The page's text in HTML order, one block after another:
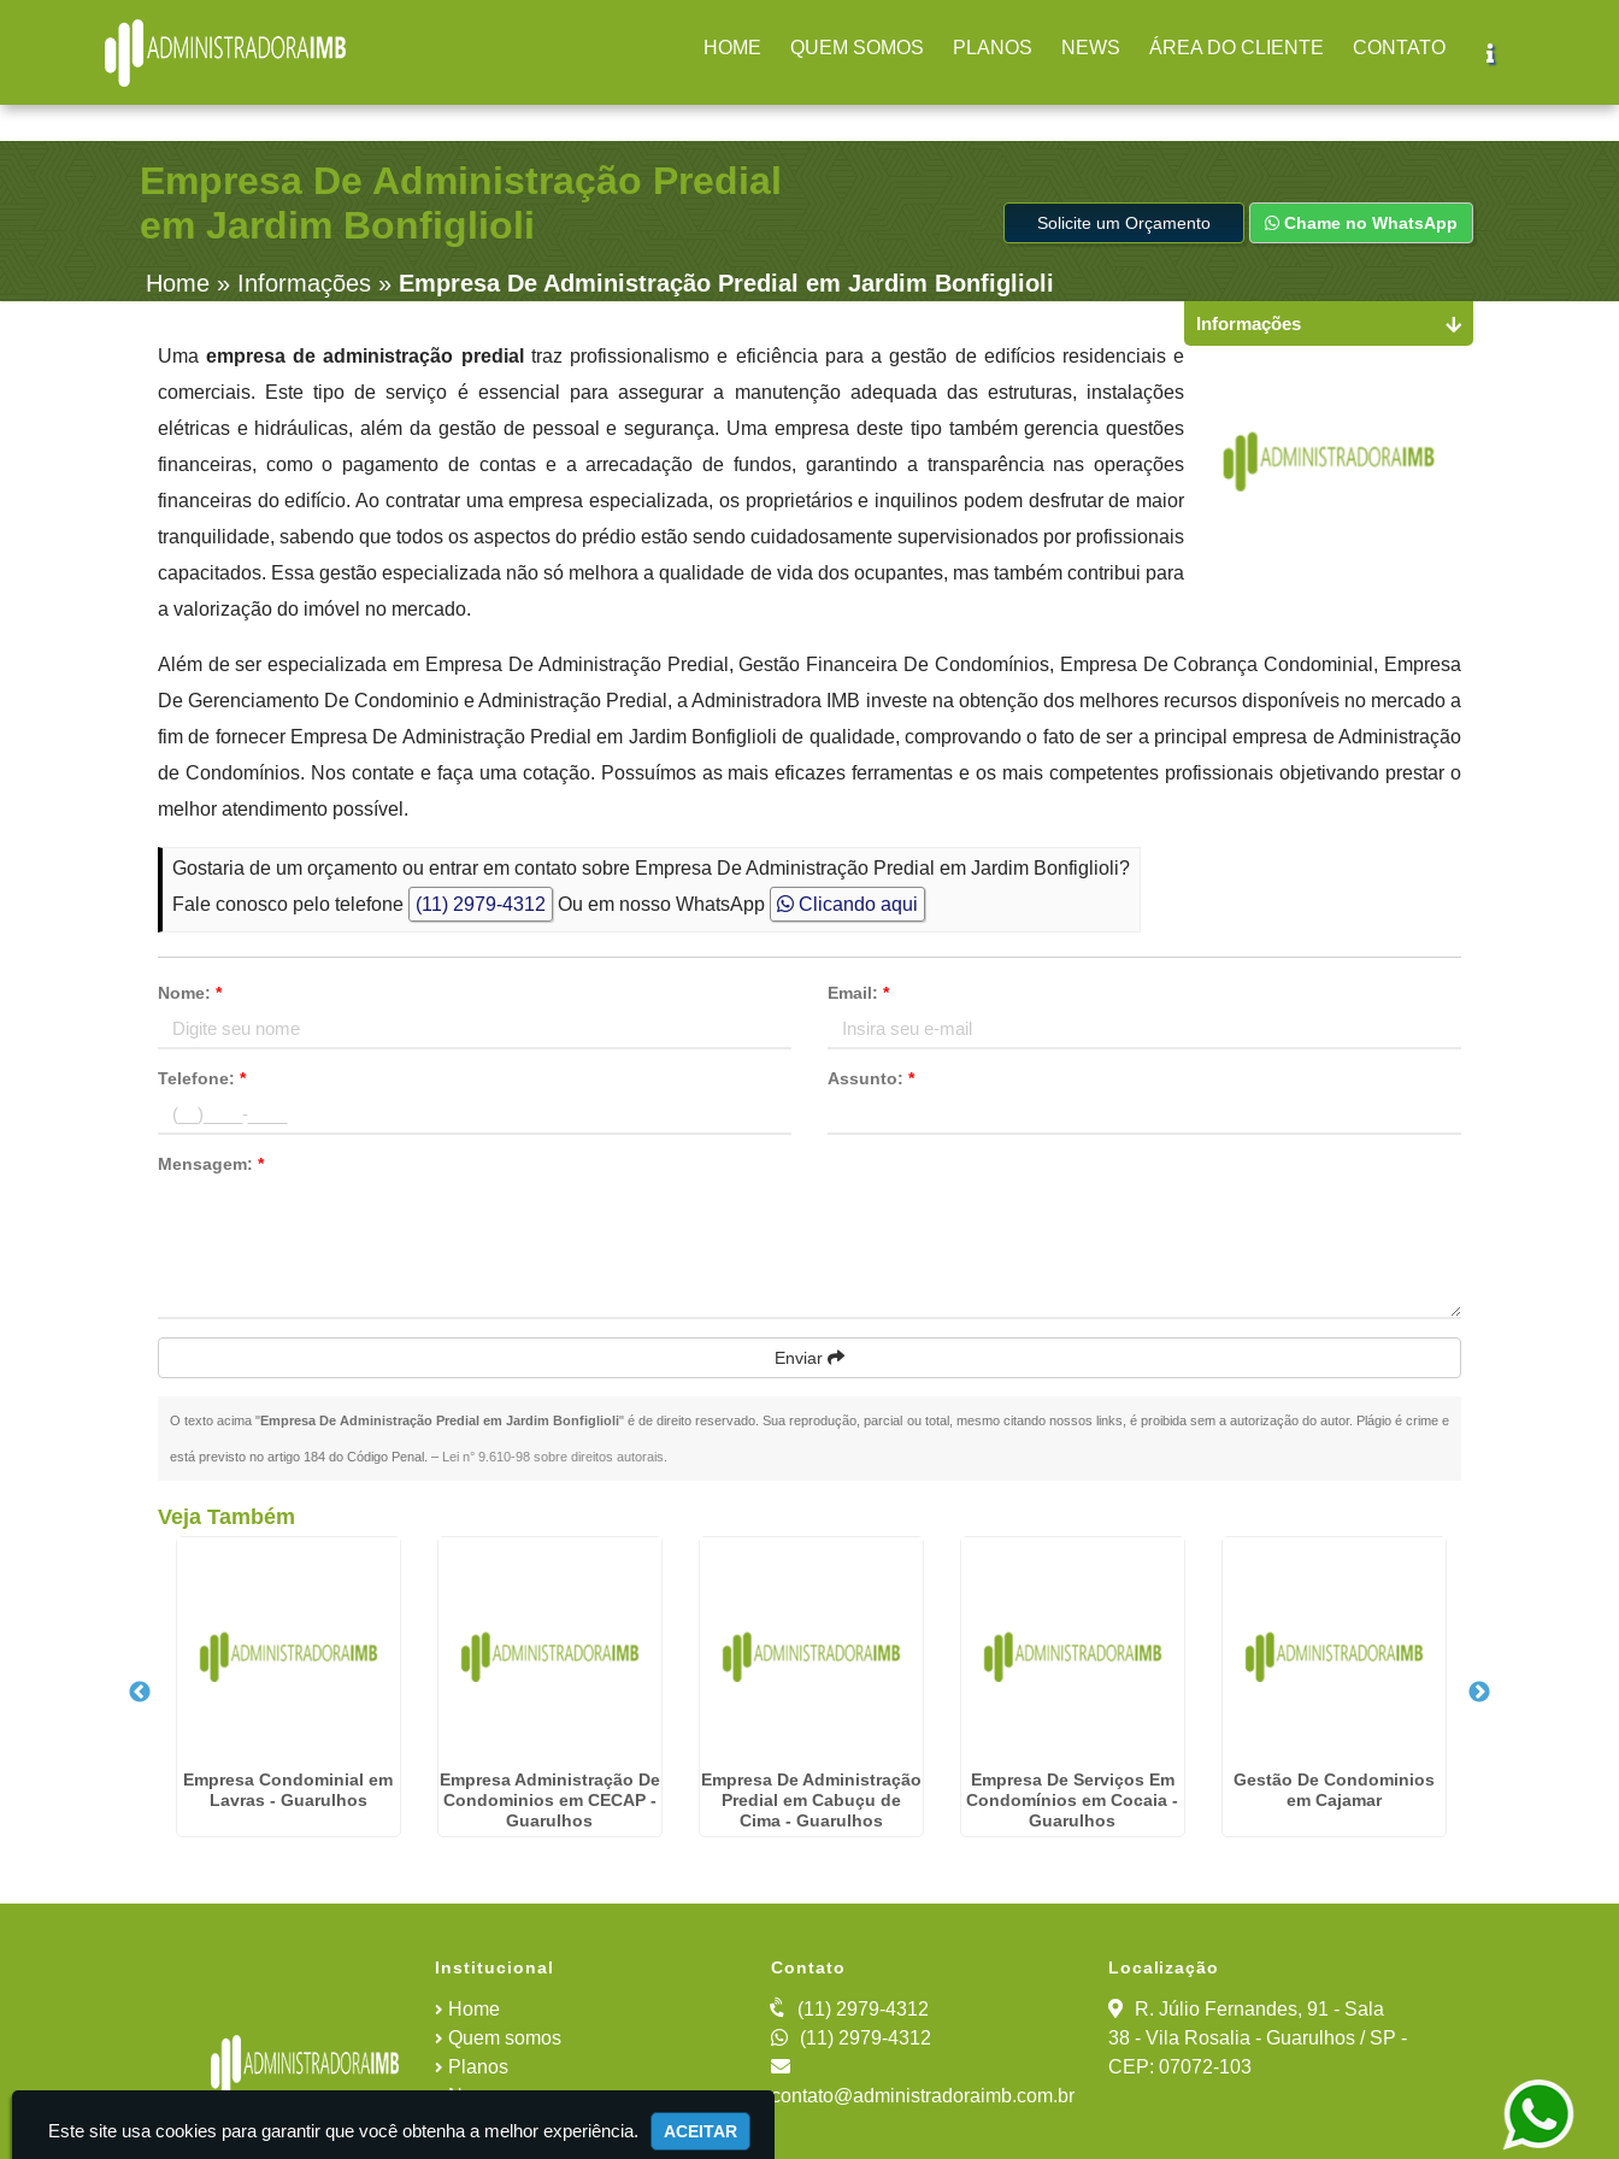
R. Júlio Fernandes, 91 - Sala 38 - Vila Rosalia - Guarulhos / SP
Empresa De Administração Predial
em Jardim Bonfiglioli
Home» Informações » Empresa De Administração Predial em Jardim Bonfiglioli
Solicite um Orçamento Chame no WhatsApp
Umaempresa de administração predial traz profissionalismo e eficiência para a gestão de edifícios residenciais e
comerciais. Este tipo de serviço é essencial para assegurar a manutenção adequada das estruturas, instalações
elétricas e hidráulicas, além da gestão de pessoal e segurança. Uma empresa deste tipo também gerencia questões
financeiras, como o pagamento de contas e a arrecadação de fundos, garantindo a transparência nas operações
financeiras do edifício. Ao contratar uma empresa especializada, os proprietários e inquilinos podem desfrutar de maior
tranquilidade, sabendo que todos os aspectos do prédio estão sendo cuidadosamente supervisionados por profissionais
capacitados. Essa gestão especializada não só melhora a qualidade de vida dos ocupantes, mas também contribui para
a valorização do imóvel no mercado.
Além de ser especializada em Empresa De Administração Predial, Gestão Financeira De Condomínios, Empresa De Cobrança Condominial, Empresa
De Gerenciamento De Condominio e Administração Predial, a Administradora IMB investe na obtenção dos melhores recursos disponíveis no mercado a
fim de fornecer Empresa De Administração Predial em Jardim Bonfiglioli de qualidade, comprovando o fato de ser a principal empresa de Administração
de Condomínios. Nos contate e faça uma cotação. Possuímos as mais eficazes ferramentas e os mais competentes profissionais objetivando prestar o
melhor atendimento possível.
Gostaria de um orçamento ou entrar em contato sobre Empresa De Administração Predial em Jardim Bonfiglioli?
Fale conosco pelo telefone
(11) 2979-4312 Ou em nosso WhatsApp Clicando aqui
Nome: * Email: *
Telefone: * Assunto: *
Mensagem: *
Enviar
O texto acima "Empresa De Administração Predial em Jardim Bonfiglioli" é de direito reservado. Sua reprodução, parcial ou total, mesmo citando nossos links, é proibida sem a autorização do autor. Plágio é crime e
está previsto no artigo 184 do Código Penal. – Lei n° 9.610-98 sobre direitos autorais
Informações
Veja Também
Empresa Condominial em
Lavras - Guarulhos
Empresa Administração De
Condominios em CECAP -
Guarulhos
Empresa De Administração
Predial em Cabuçu de
Cima - Guarulhos
Empresa De Serviços Em
Condomínios em Cocaia -
Guarulhos
Gestão De Condominios
em Cajamar
Institucional
Home
Quem somos
Planos
News
Área do cliente
Contato
(11) 2979-4312
(11) 2979-4312
contato@administradoraimb.com.br
Localização
R. Júlio Fernandes, 91 - Sala
38 - Vila Rosalia - Guarulhos / SP -
CEP: 07072-103
Este site usa cookies para garantir que você obtenha a melhor experiência. ACEITAR